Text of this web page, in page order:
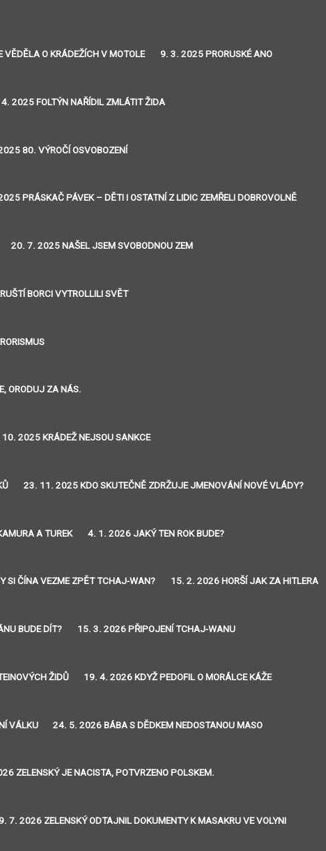
O KRÁDEŽÍCH V MOTOLE 9. 3. 2025 PRORUSKÉ ANO
2025 FOLTÝN NAŘÍDIL ZMLÁTIT ŽIDA
80. VÝROČÍ OSVOBOZENÍ
PRÁSKAČ PÁVEK – DĚTI I OSTATNÍ Z LIDIC ZEMŘELI DOBROVOLNĚ
20. 7. 2025 NAŠEL JSEM SVOBODNOU ZEM
BORCI VYTROLLILI SVĚT
ORODUJ ZA NÁS.
2025 KRÁDEŽ NEJSOU SANKCE
23. 11. 2025 KDO SKUTEČNĚ ZDRŽUJE JMENOVÁNÍ NOVÉ VLÁDY?
A TUREK 4. 1. 2026 JAKÝ TEN ROK BUDE?
SI ČÍNA VEZME ZPĚT TCHAJ-WAN? 15. 2. 2026 HORŠÍ JAK ZA HITLERA
BUDE DÍT? 15. 3. 2026 PŘIPOJENÍ TCHAJ-WANU
ŽIDŮ 19. 4. 2026 KDYŽ PEDOFIL O MORÁLCE KÁŽE
VÁLKU 24. 5. 2026 BÁBA S DĚDKEM NEDOSTANOU MASO
ZELENSKÝ JE NACISTA, POTVRZENO POLSKEM.
7. 2026 ZELENSKÝ ODTAJNIL DOKUMENTY K MASAKRU VE VOLYNI